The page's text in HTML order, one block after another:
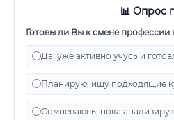
📊 Опрос
Готовы ли Вы к смене профессии
Да, уже активно учусь и
Планирую, ищу подходящие
Сомневаюсь, пока